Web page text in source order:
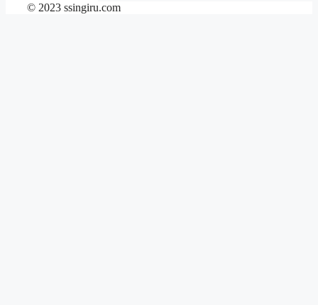
© 2023 ssingiru.com